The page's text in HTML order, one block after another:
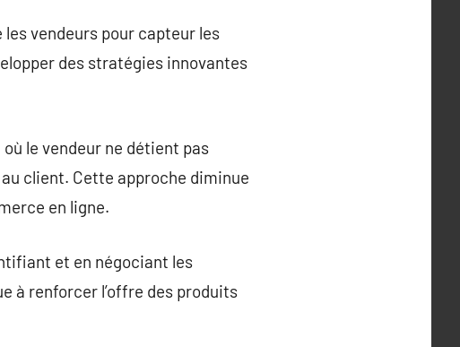
vendeurs pour capteur les
des stratégies innovantes
le vendeur ne détient pas
client. Cette approche diminue
en ligne.
et en négociant les
à renforcer l’offre des produits